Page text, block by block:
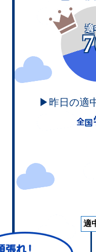
適
▶昨日の適
適